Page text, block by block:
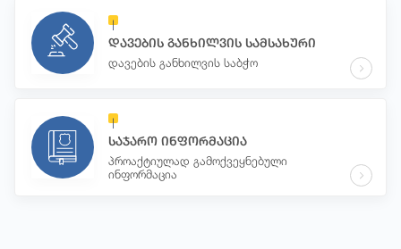
დავების განხილვის სამსახური
დავების განხილვის საბჭო
საჯარო ინფორმაცია
პროაქტიულად გამოქვეყნებული
ინფორმაცია